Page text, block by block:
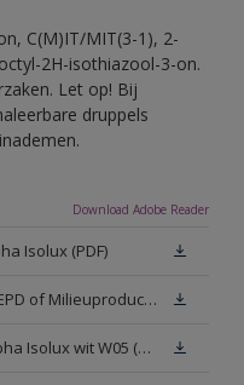
C(M)IT/MIT(3-1), 2-
2H-isothiazool-3-on.
Let op! Bij
druppels
Download Adobe Reader
Isolux (PDF)
Sikkens Interior Wallpaints - EPD of Milieuproductverklaring
Veiligheidsinformatieblad Alpha Isolux wit W05 (SDS)